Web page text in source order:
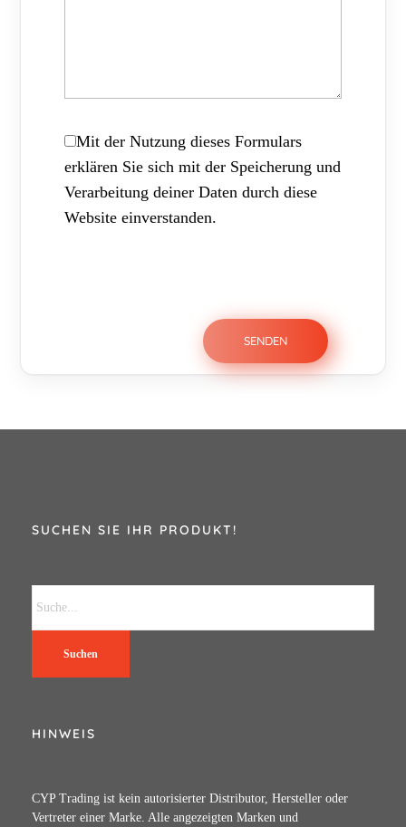
Mit der Nutzung dieses Formulars
erklären Sie sich mit der Speicherung und
Verarbeitung deiner Daten durch diese
Website einverstanden.
SUCHEN SIE IHR PRODUKT!
Suchen
HINWEIS
CYP Trading ist kein autorisierter Distributor, Hersteller oder
Vertreter einer Marke. Alle angezeigten Marken und